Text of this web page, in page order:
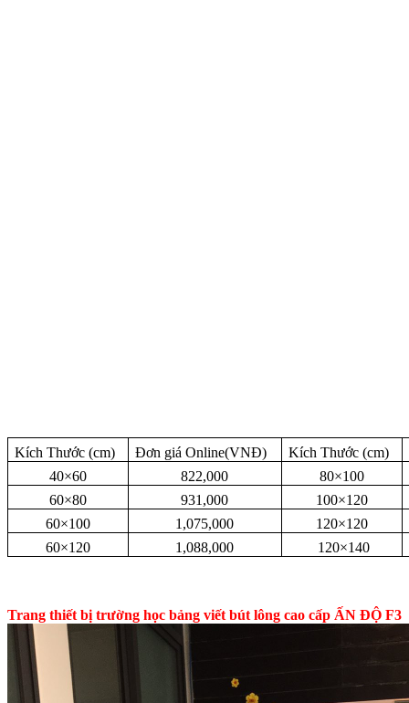
Kích Thước (cm) Đơn giá Online(VNĐ) Kích Thước (cm)
40×60
822,000
80×100
60×80
931,000
100×120
60×100
1,075,000
120×120
60×120
1,088,000 120×140
Trang thiết bị trường học bảng viết bút lông cao cấp ẤN ĐỘ F3